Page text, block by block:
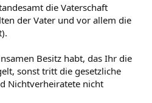
die Vaterschaft
der Vater und vor allem die
Besitz habt, das Ihr die
sonst tritt die gesetzliche
Nichtverheiratete nicht